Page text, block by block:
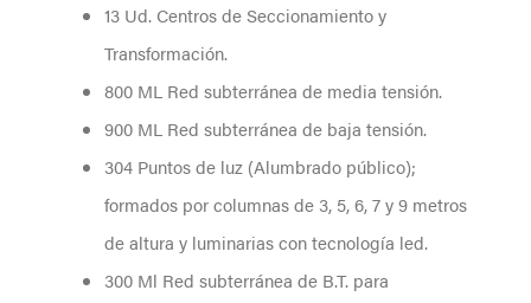
13 Ud. Centros de Seccionamiento y
Transformación.
800 ML Red subterránea de media tensión.
900 ML Red subterránea de baja tensión.
304 Puntos de luz (Alumbrado público);
formados por columnas de 3, 5, 6, 7 y 9 metros
de altura y luminarias con tecnología led.
300 Ml Red subterránea de B.T. para